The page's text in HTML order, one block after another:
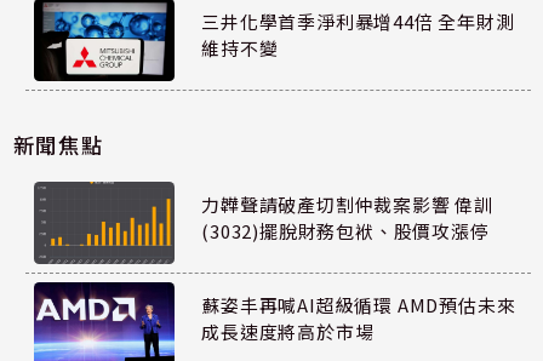
三井化學首季淨利暴增44倍 全年財測
維持不變
新聞焦點
力韡聲請破產切割仲裁案影響 偉訓
(3032)擺脫財務包袱、股價攻漲停
蘇姿丰再喊AI超級循環 AMD預估未來
成長速度將高於市場